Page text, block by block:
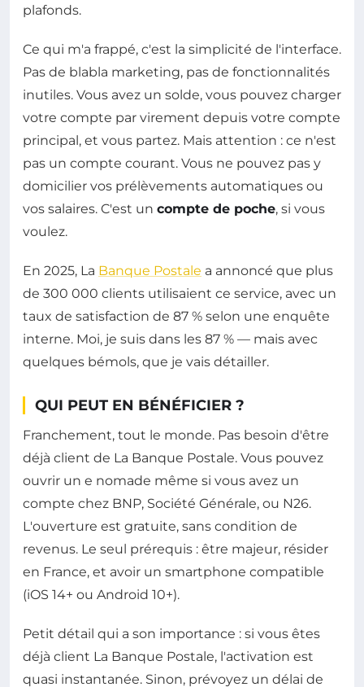
plafonds.
Ce qui m'a frappé, c'est la simplicité de l'interface.
Pas de blabla marketing, pas de fonctionnalités
inutiles. Vous avez un solde, vous pouvez charger
votre compte par virement depuis votre compte
principal, et vous partez. Mais attention : ce n'est
pas un compte courant. Vous ne pouvez pas y
domicilier vos prélèvements automatiques ou
vos salaires. C'est un compte de poche, si vous
voulez.
En 2025, La Banque Postale a annoncé que plus
de 300 000 clients utilisaient ce service, avec un
taux de satisfaction de 87 % selon une enquête
interne. Moi, je suis dans les 87 % — mais avec
quelques bémols, que je vais détailler.
QUI PEUT EN BÉNÉFICIER ?
Franchement, tout le monde. Pas besoin d'être
déjà client de La Banque Postale. Vous pouvez
ouvrir un e nomade même si vous avez un
compte chez BNP, Société Générale, ou N26.
L'ouverture est gratuite, sans condition de
revenus. Le seul prérequis : être majeur, résider
en France, et avoir un smartphone compatible
(iOS 14+ ou Android 10+).
Petit détail qui a son importance : si vous êtes
déjà client La Banque Postale, l'activation est
quasi instantanée. Sinon, prévoyez un délai de